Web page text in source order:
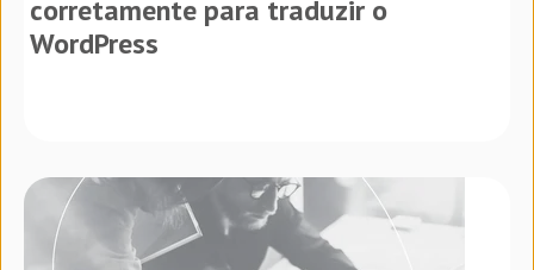
corretamente para traduzir o
WordPress